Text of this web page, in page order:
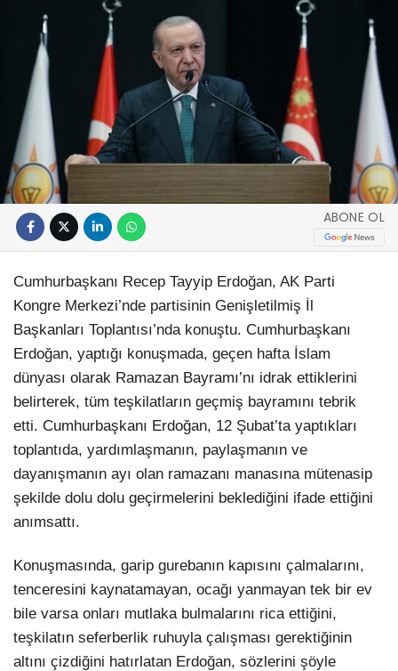
ABONE OL
Cumhurbaşkanı Recep Tayyip Erdoğan, AK Parti
Kongre Merkezi’nde partisinin Genişletilmiş İl
Başkanları Toplantısı’nda konuştu. Cumhurbaşkanı
Erdoğan, yaptığı konuşmada, geçen hafta İslam
dünyası olarak Ramazan Bayramı’nı idrak ettiklerini
belirterek, tüm teşkilatların geçmiş bayramını tebrik
etti. Cumhurbaşkanı Erdoğan, 12 Şubat’ta yaptıkları
toplantıda, yardımlaşmanın, paylaşmanın ve
dayanışmanın ayı olan ramazanı manasına mütenasip
şekilde dolu dolu geçirmelerini beklediğini ifade ettiğini
anımsattı.
Konuşmasında, garip gurebanın kapısını çalmalarını,
tenceresini kaynatamayan, ocağı yanmayan tek bir ev
bile varsa onları mutlaka bulmalarını rica ettiğini,
teşkilatın seferberlik ruhuyla çalışması gerektiğinin
altını çizdiğini hatırlatan Erdoğan, sözlerini şöyle